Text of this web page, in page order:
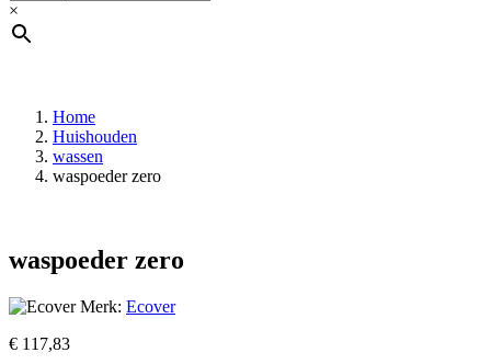
×
Home
Huishouden
wassen
waspoeder zero
waspoeder zero
Merk: Ecover
€ 117,83